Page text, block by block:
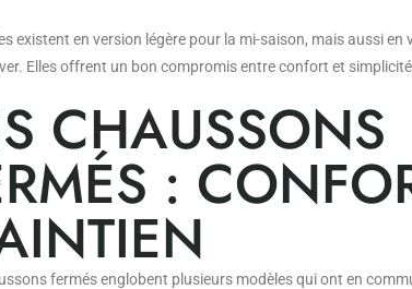
existent en version légère pour la mi-saison, mais aussi en
Elles offrent un bon compromis entre confort et
CHAUSSONS
:
fermés englobent plusieurs modèles qui ont en